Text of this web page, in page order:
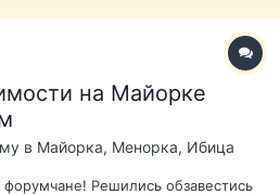
на Майорке
в Майорка, Менорка, Ибица
Решились обзавестись